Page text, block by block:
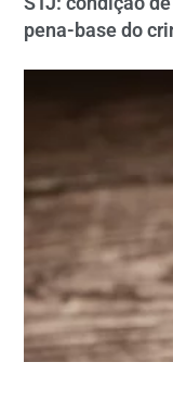
pena-base do